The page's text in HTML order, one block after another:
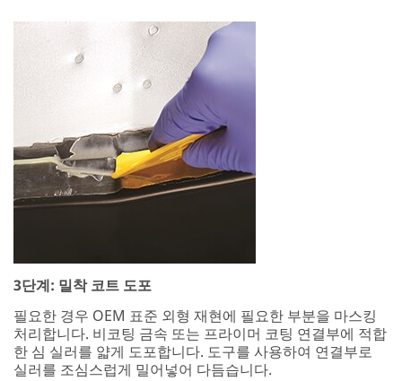
3단계: 밀착 코트 도포
필요한 경우 OEM 표준 외형 재현에 필요한 부분을 마스킹
처리합니다. 비코팅 금속 또는 프라이머 코팅 연결부에 적합
한 심 실러를 얇게 도포합니다. 도구를 사용하여 연결부로
실러를 조심스럽게 밀어넣어 다듬습니다.